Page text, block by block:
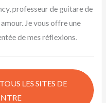
professeur de guitare de
Je vous offre une
de mes réflexions.
LES SITES DE